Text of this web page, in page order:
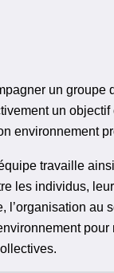
un groupe
un objectif
environnement
travaille
les individus,
l’organisation au